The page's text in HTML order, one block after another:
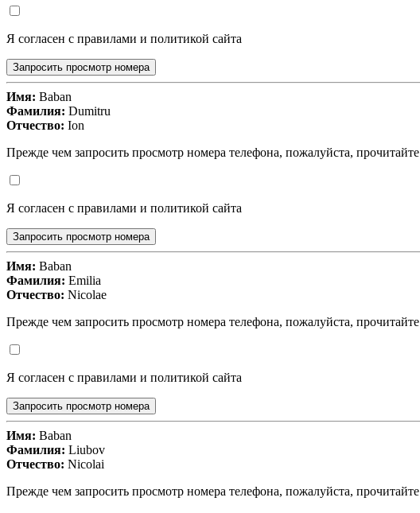
Я согласен с правилами и политикой сайта
Запросить просмотр номера
Имя: Baban
Фамилия: Dumitru
Отчество: Ion
Прежде чем запросить просмотр номера телефона, пожалуйста, прочитайте
Я согласен с правилами и политикой сайта
Запросить просмотр номера
Имя: Baban
Фамилия: Emilia
Отчество: Nicolae
Прежде чем запросить просмотр номера телефона, пожалуйста, прочитайте
Я согласен с правилами и политикой сайта
Запросить просмотр номера
Имя: Baban
Фамилия: Liubov
Отчество: Nicolai
Прежде чем запросить просмотр номера телефона, пожалуйста, прочитайте